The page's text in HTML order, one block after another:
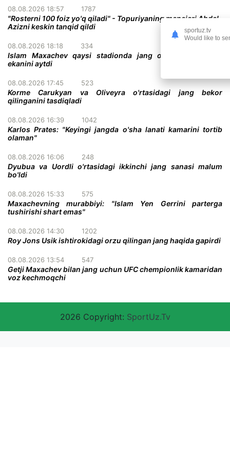
08.08.2026 18:57 1787
"Rosterni 100 foiz yo'q qiladi" - Topuriyaning menejeri Abdel-
Azizni keskin tanqid qildi
08.08.2026 18:18 334
Islam Maxachev qaysi stadionda jang o'tkazish istagida
ekanini aytdi
08.08.2026 17:45 523
Korme Carukyan va Oliveyra o'rtasidagi jang bekor
qilinganini tasdiqladi
08.08.2026 16:39 1042
Karlos Prates: "Keyingi jangda o'sha lanati kamarini tortib
olaman"
08.08.2026 16:06 248
Dyubua va Uordli o'rtasidagi ikkinchi jang sanasi malum
bo'ldi
08.08.2026 15:33 575
Maxachevning murabbiyi: "Islam Yen Gerrini parterga
tushirishi shart emas"
08.08.2026 14:30 1202
Roy Jons Usik ishtirokidagi orzu qilingan jang haqida gapirdi
08.08.2026 13:54 547
Getji Maxachev bilan jang uchun UFC chempionlik kamaridan
voz kechmoqchi
2026 Copyright: SportUz.Tv
sportuz.tv
Would like to